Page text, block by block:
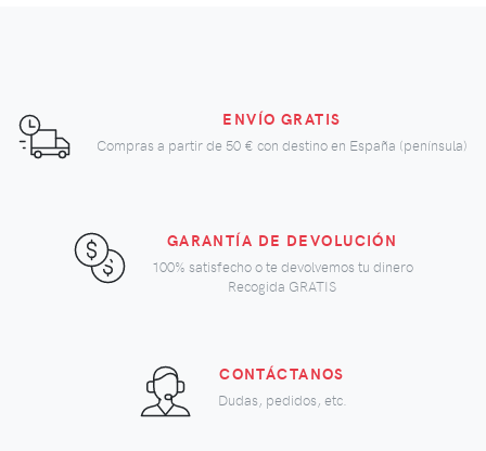
ENVÍO GRATIS
Compras a partir de 50 € con destino en España (península)
GARANTÍA DE DEVOLUCIÓN
100% satisfecho o te devolvemos tu dinero
Recogida GRATIS
CONTÁCTANOS
Dudas, pedidos, etc.